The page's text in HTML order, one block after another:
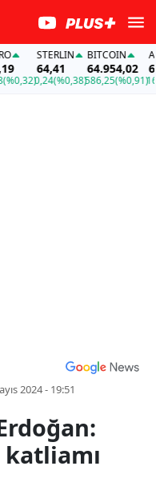
STERLIN
64,41
0,24(%0,38)
BITCOIN
64.954,02
586,25(%0,91)
ALTIN
167,96
2024 - 19:51